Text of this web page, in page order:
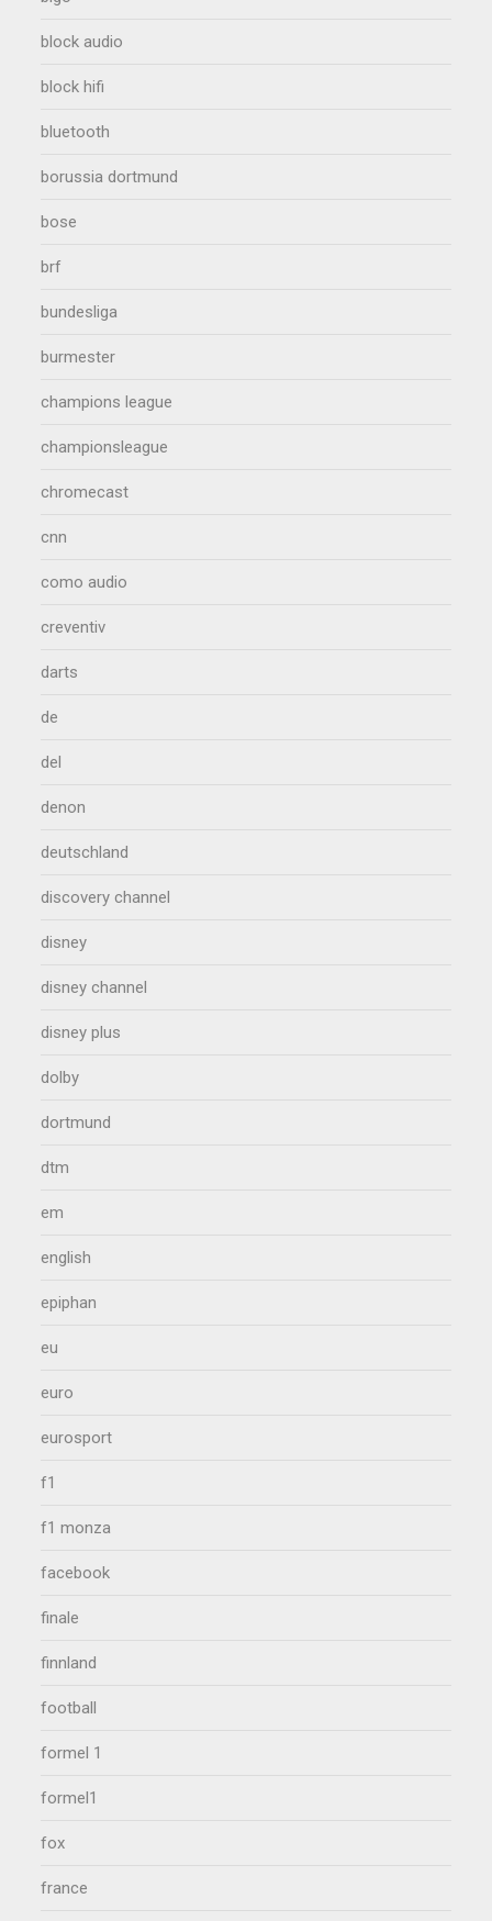
block audio
block hifi
bluetooth
borussia dortmund
bose
brf
bundesliga
burmester
champions league
championsleague
chromecast
cnn
como audio
creventiv
darts
de
del
denon
deutschland
discovery channel
disney
disney channel
disney plus
dolby
dortmund
dtm
em
english
epiphan
eu
euro
eurosport
f1
f1 monza
facebook
finale
finnland
football
formel 1
formel1
fox
france